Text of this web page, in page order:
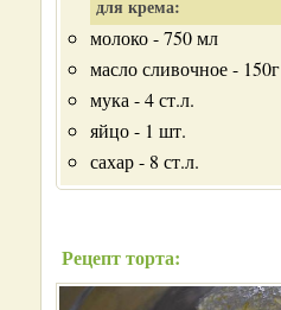
для крема:
молоко - 750 мл
масло сливочное - 150г
мука - 4 ст.л.
яйцо - 1 шт.
сахар - 8 ст.л.
Рецепт торта: